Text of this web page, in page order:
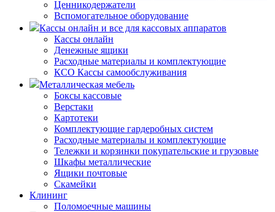
Ценникодержатели
Вспомогательное оборудование
Кассы онлайн и все для кассовых аппаратов
Кассы онлайн
Денежные ящики
Расходные материалы и комплектующие
КСО Кассы самообслуживания
Металлическая мебель
Боксы кассовые
Верстаки
Картотеки
Комплектующие гардеробных систем
Расходные материалы и комплектующие
Тележки и корзинки покупательские и грузовые
Шкафы металлические
Ящики почтовые
Скамейки
Клининг
Поломоечные машины